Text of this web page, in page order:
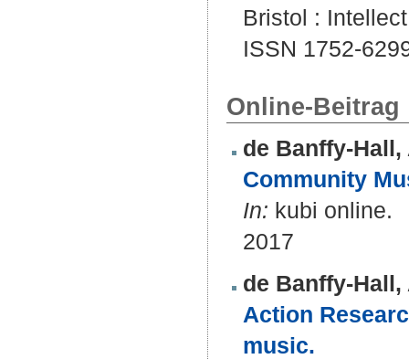
Bristol : Intellect
ISSN 1752-
Online-Beitrag
de Banffy-
Community
In: kubi online.
2017
de Banffy-
Action
music.